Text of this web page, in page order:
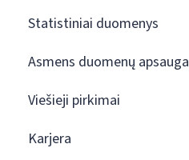
Statistiniai duomenys
Asmens duomenų apsauga
Viešieji pirkimai
Karjera